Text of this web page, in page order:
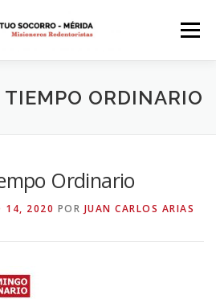
Menú
HISTORIA
PARROQUIAL 2024
ORDINARIO
Ordinario
14, 2020 POR JUAN CARLOS ARIAS